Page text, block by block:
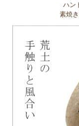
ハン
素焼